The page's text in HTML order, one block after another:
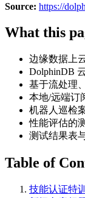
Source: https://
What this
边缘数据上
DolphinDB
基于流处理
本地/远端订
机器人巡检
性能评估的
测试结果表
Table of
技能认证特